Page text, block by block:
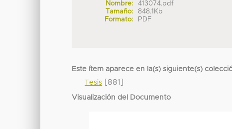
Nombre:
413074.pdf
Tamaño:
848.1Kb
Formato:
PDF
Este ítem aparece en la(s) siguiente(s)
Tesis [881]
Visualización del Documento